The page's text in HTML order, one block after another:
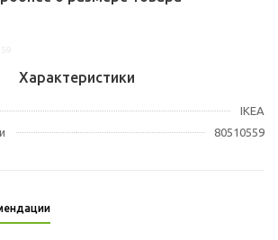
Характеристики
IKEA
80510559